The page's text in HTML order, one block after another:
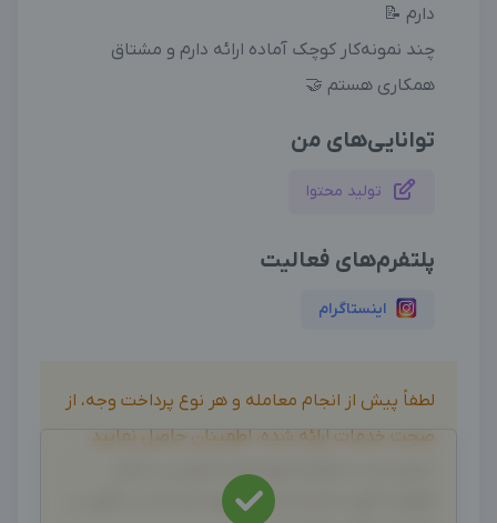
دارم 📝
چند نمونه‌کار کوچک آماده ارائه دارم و مشتاق
همکاری هستم 🤝
توانایی‌های من
تولید محتوا
پلتفرم‌های فعالیت
اینستاگرام
لطفاً پیش از انجام معامله و هر نوع پرداخت وجه، از
صحت خدمات ارائه شده، اطمینان حاصل نمایید.
بدیهی است دیدوگرام هیچ نوع مسئولیتی در قبال
اظهارات آگهی نداشته و صحت موارد ذکر شده در آگهی، بر